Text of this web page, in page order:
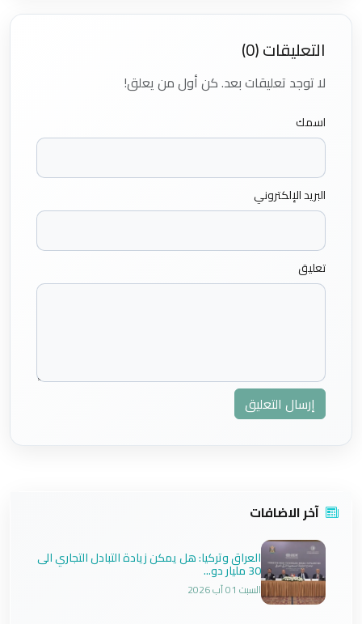
التعليقات (0)
لا توجد تعليقات بعد. كن أول من يعلق!
اسمك
البريد الإلكتروني
تعليق
إرسال التعليق
آخر الاضافات
العراق وتركيا: هل يمكن زيادة التبادل التجاري الى
30 مليار دو...
السبت 01 آب 2026